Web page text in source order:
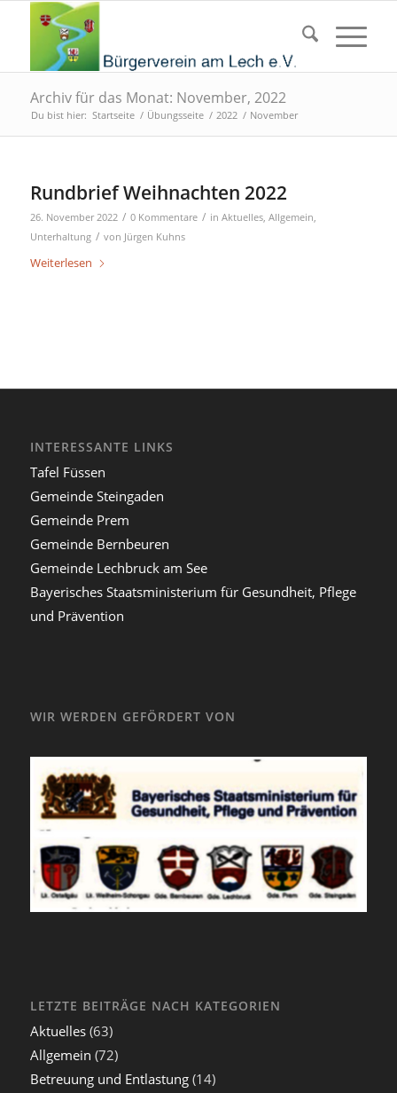
Archiv für das Monat: November, 2022
Du bist hier: Startseite / Übungsseite / 2022 / November
Rundbrief Weihnachten 2022
26. November 2022 / 0 Kommentare / in Aktuelles, Allgemein,
Unterhaltung / von Jürgen Kuhns
Weiterlesen
INTERESSANTE LINKS
Tafel Füssen
Gemeinde Steingaden
Gemeinde Prem
Gemeinde Bernbeuren
Gemeinde Lechbruck am See
Bayerisches Staatsministerium für Gesundheit, Pflege
und Prävention
WIR WERDEN GEFÖRDERT VON
LETZTE BEITRÄGE NACH KATEGORIEN
Aktuelles(63)
Allgemein (72)
Betreuung und Entlastung(14)